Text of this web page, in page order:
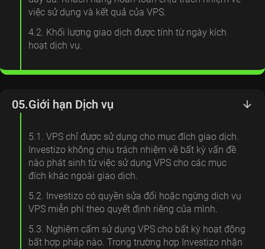
việc sử dụng và kết quả của VPS.
4.2. Khối lượng giao dịch được tính từ ngày kích
hoạt dịch vụ.
05.Giới hạn Dịch vụ
5.1. VPS chỉ được sử dụng cho mục đích giao dịch.
Investizo không chịu trách nhiệm về bất kỳ vấn đề
nào phát sinh từ việc sử dụng VPS cho các mục
đích khác ngoài giao dịch.
5.2. Investizo có quyền sửa đổi hoặc ngừng dịch vụ
VPS miễn phí theo quyết định riêng của mình.
5.3. Nghiêm cấm sử dụng VPS cho bất kỳ hoạt động
bất hợp pháp nào. Trong trường hợp Investizo nhận